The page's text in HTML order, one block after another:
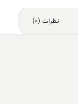
نظرات (0)